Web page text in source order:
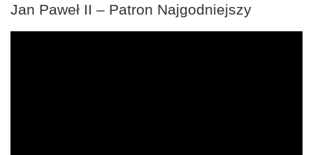
Jan Paweł II – Patron Najgodniejszy